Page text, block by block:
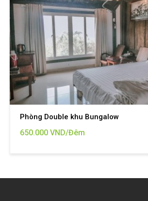
Phòng Double khu Bungalow
650.000 VND/Đêm